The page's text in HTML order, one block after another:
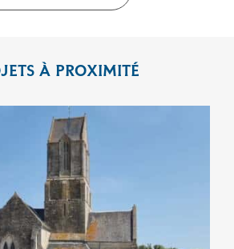
À PROXIMITÉ